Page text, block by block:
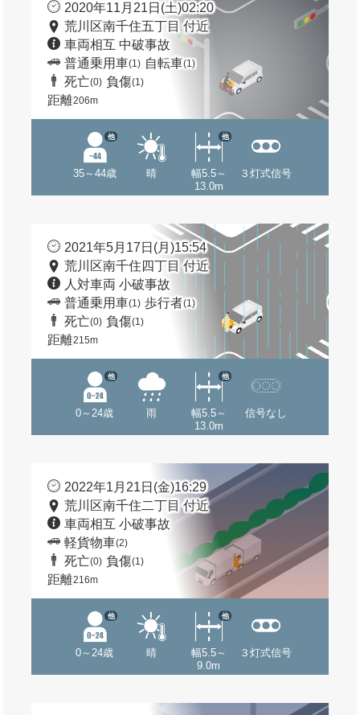
2020年11月21日(土)02:20
荒川区南千住五丁目 付近
車両相互 中破事故
普通乗用車(1) 自転車(1)
死亡(0) 負傷(1)
距離206m
35～44歳
他
晴
幅5.5～
13.0m
他
３灯式信号
2021年5月17日(月)15:54
荒川区南千住四丁目 付近
人対車両 小破事故
普通乗用車(1) 歩行者(1)
死亡(0) 負傷(1)
距離215m
0～24歳
他
雨
幅5.5～
13.0m
他
信号なし
2022年1月21日(金)16:29
荒川区南千住二丁目 付近
車両相互 小破事故
軽貨物車(2)
死亡(0) 負傷(1)
距離216m
0～24歳
他
晴
幅5.5～
9.0m
他
３灯式信号